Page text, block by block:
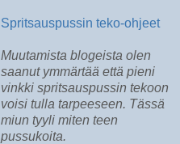
Spritsauspussin teko-ohjeet
Muutamista blogeista olen
saanut ymmärtää että pieni
vinkki spritsauspussin tekoon
voisi tulla tarpeeseen. Tässä
miun tyyli miten teen
pussukoita.